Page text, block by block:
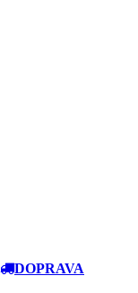
DOPRAVA